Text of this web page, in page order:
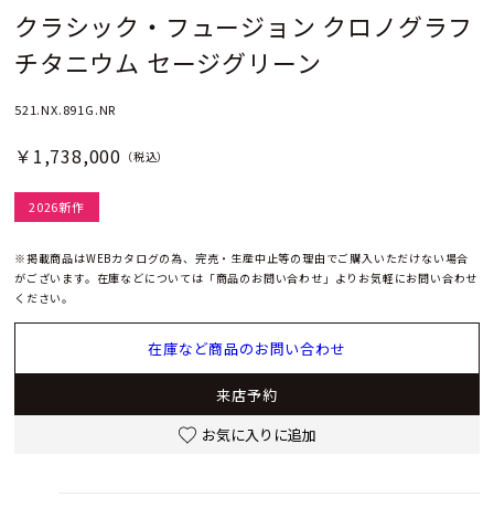
クラシック・フュージョン クロノグラフ
チタニウム セージグリーン
521.NX.891G.NR
￥1,738,000 （税込）
2026新作
※掲載商品はWEBカタログの為、完売・生産中止等の理由でご購入いただけない場合
がございます。在庫などについては「商品のお問い合わせ」よりお気軽にお問い合わせ
ください。
在庫など商品のお問い合わせ
来店予約
お気に入りに追加